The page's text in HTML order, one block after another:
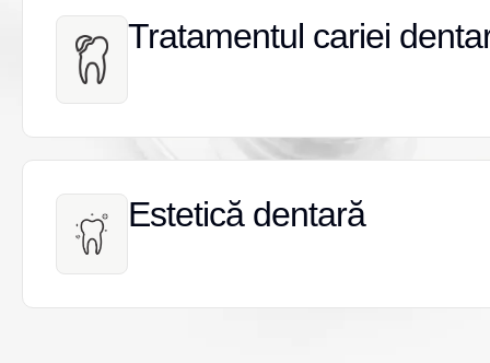
Tratamentul cariei
Tratamentul cariei
Estetică dentară
Estetică dentară